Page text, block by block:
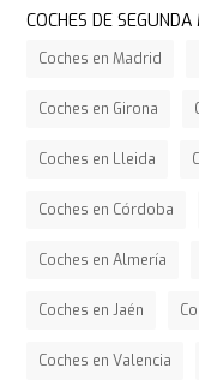
COCHES DE
Coches en Madrid
Coches en Girona
Coches en Lleida
Coches en Córdoba
Coches en Almería
Coches en Jaén
Coches en Valencia